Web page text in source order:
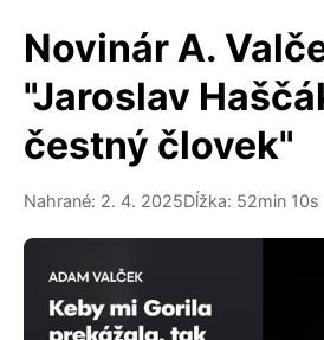
Novinár A.
"Jaroslav
čestný človek"
Nahrané: 2. 4. 2025Dĺžka: 52min 10s